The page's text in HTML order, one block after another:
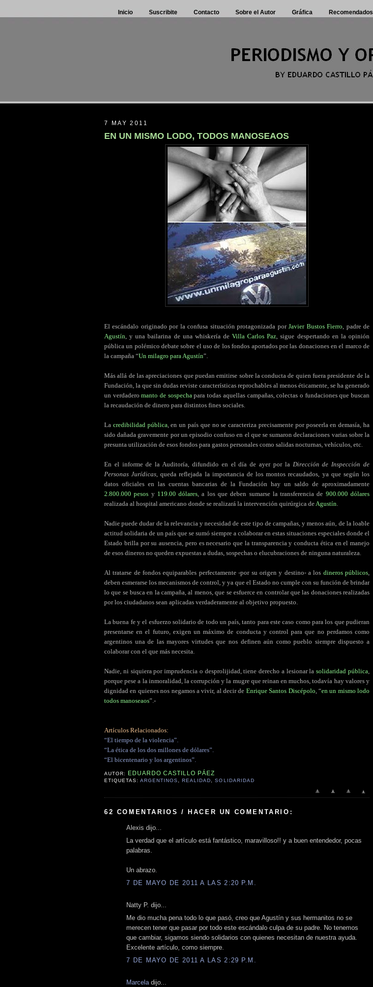
Inicio Suscribite Contacto Sobre el Autor Gráfica Recomendados
7 MAY 2011
EN UN MISMO LODO, TODOS MANOSEAOS
El escándalo originado por la confusa situación protagonizada porJavier Bustos Fierro, padre de
Agustín, y una bailarina de una whiskería deVilla Carlos Paz, sigue despertando en la opinión
pública un polémico debate sobre el uso de los fondos aportados por las donaciones en el marco de
la campaña “Un milagro para Agustín”.
Más allá de las apreciaciones que puedan emitirse sobre la conducta de quien fuera presidente de la
Fundación, la que sin dudas reviste características reprochables al menos éticamente, se ha generado
un verdaderomanto de sospechapara todas aquellas campañas, colectas o fundaciones que buscan
la recaudación de dinero para distintos fines sociales.
La credibilidad pública, en un país que no se caracteriza precisamente por poseerla en demasía, ha
sido dañada gravemente por un episodio confuso en el que se sumaron declaraciones varias sobre la
presunta utilización de esos fondos para gastos personales como salidas nocturnas, vehículos, etc.
En el informe de la Auditoría, difundido en el día de ayer por la Dirección de Inspección de
Personas Jurídicas, queda reflejada la importancia de los montos recaudados, ya que según los
datos oficiales en las cuentas bancarias de la Fundación hay un saldo de aproximadamente
2.800.000 pesos y 119.00 dólares, a los que deben sumarse la transferencia de 900.000 dólares
realizada al hospital americano donde se realizará la intervención quirúrgica deAgustín.
Nadie puede dudar de la relevancia y necesidad de este tipo de campañas, y menos aún, de la loable
actitud solidaria de un país que se sumó siempre a colaborar en estas situaciones especiales donde el
Estado brilla por su ausencia, pero es necesario que la transparencia y conducta ética en el manejo
de esos dineros no queden expuestas a dudas, sospechas o elucubraciones de ninguna naturaleza.
Al tratarse de fondos equiparables perfectamente -por su origen y destino- a los dineros públicos,
deben esmerarse los mecanismos de control, y ya que el Estado no cumple con su función de brindar
lo que se busca en la campaña, al menos, que se esfuerce en controlar que las donaciones realizadas
por los ciudadanos sean aplicadas verdaderamente al objetivo propuesto.
La buena fe y el esfuerzo solidario de todo un país, tanto para este caso como para los que pudieran
presentarse en el futuro, exigen un máximo de conducta y control para que no perdamos como
argentinos una de las mayores virtudes que nos definen aún como pueblo siempre dispuesto a
colaborar con el que más necesita.
Nadie, ni siquiera por imprudencia o desprolijidad, tiene derecho a lesionar lasolidaridad pública,
porque pese a la inmoralidad, la corrupción y la mugre que reinan en muchos, todavía hay valores y
dignidad en quienes nos negamos a vivir, al decir de Enrique Santos Discépolo, “en un mismo lodo
todos manoseaos”.-
Artículos Relacionados:
“El tiempo de la violencia”.
“La ética de los dos millones de dólares”.
“El bicentenario y los argentinos”.
AUTOR: EDUARDO CASTILLO PÁEZ
ETIQUETAS:ARGENTINOS ,REALIDAD ,SOLIDARIDAD
62 COMENTARIOS / HACER UN COMENTARIO:
Alexis dijo...
La verdad que el artículo está fantástico, maravilloso!! y a buen entendedor, pocas
palabras.
Un abrazo.
7 DE MAYO DE 2011 A LAS 2:20 P.M.
Natty P. dijo...
Me dio mucha pena todo lo que pasó, creo que Agustín y sus hermanitos no se
merecen tener que pasar por todo este escándalo culpa de su padre. No tenemos
que cambiar, sigamos siendo solidarios con quienes necesitan de nuestra ayuda.
Excelente artículo, como siempre.
7 DE MAYO DE 2011 A LAS 2:29 P.M.
Marcela dijo...